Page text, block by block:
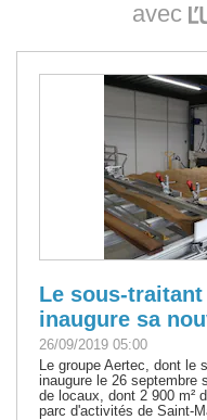
avec
Le sous-
inaugure sa
26/09/2019 05:00
Le groupe Aertec, dont le
inaugure le 26 septembre
de locaux, dont 2 900 m²
parc d'activités de Saint-